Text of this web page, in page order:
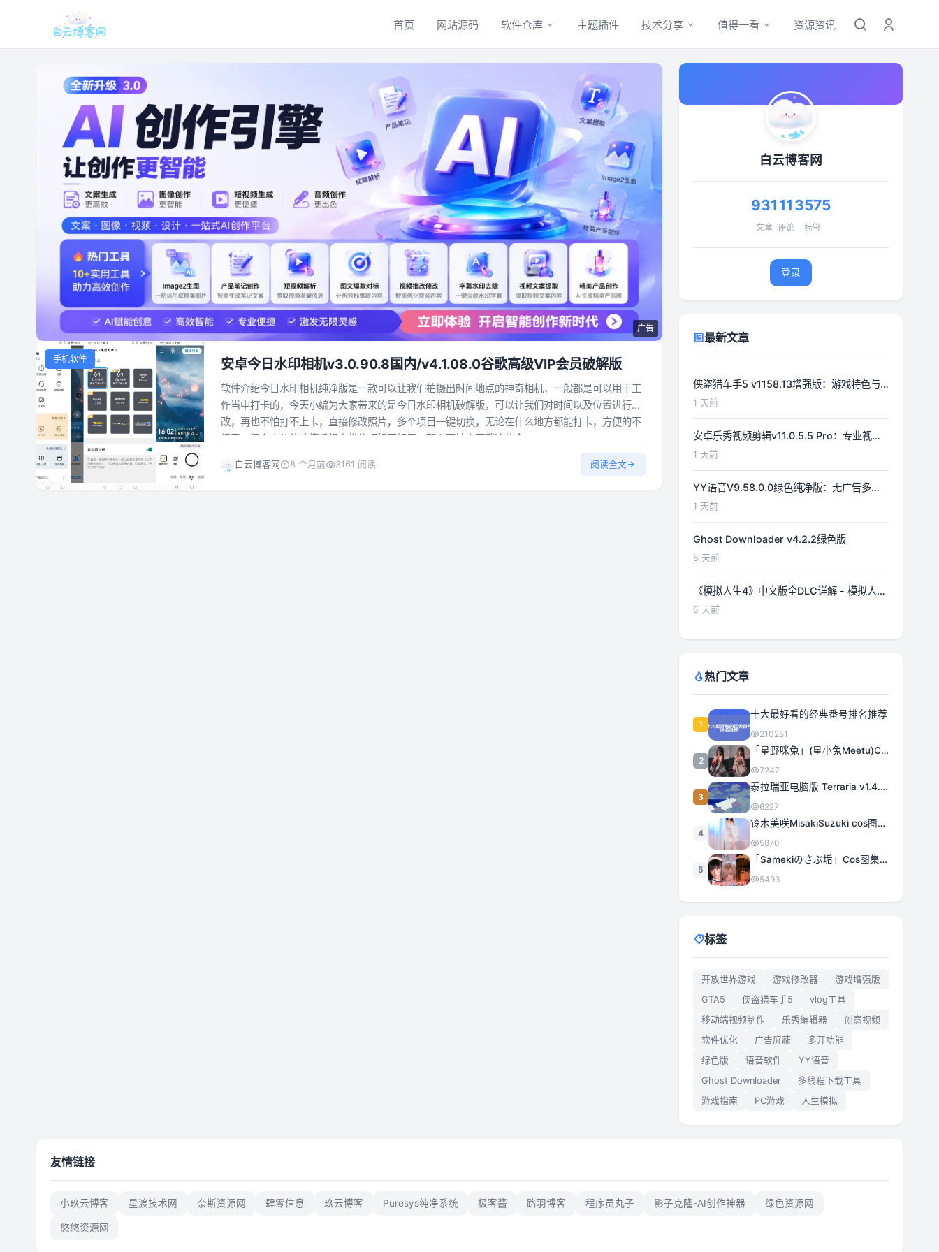
首页 网站源码 软件仓库 主题插件 技术分享 值得一看 资源资讯
广告
手机软件 安卓今日水印相机v3.0.90.8国内/v4.1.08.0谷歌高级VIP会员破解版
软件介绍今日水印相机纯净版是一款可以让我们拍摄出时间地点的神奇相机，一般都是可以用于工
作当中打卡的，今天小编为大家带来的是今日水印相机破解版，可以让我们对时间以及位置进行修
改，再也不怕打不上卡，直接修改照片，多个项目一键切换，无论在什么地方都能打卡，方便的不
得了。很多小伙伴吐槽手机自带的相机不好用，那么不妨来下载这款今...
白云博客网 8 个月前 3161 阅读 阅读全文
白云博客网
931
文章
11
评论
3575
标签
登录
最新文章
侠盗猎车手5 v1158.13增强版：游戏特色与
功能详解
1 天前
安卓乐秀视频剪辑v11.0.5.5 Pro：专业视频
编辑工具详解
1 天前
YY语音V9.58.0.0绿色纯净版：无广告多开
体验优化
1 天前
Ghost Downloader v4.2.2绿色版
5 天前
《模拟人生4》中文版全DLC详解 - 模拟人生
游戏指南
5 天前
热门文章
1
十大最好看的经典番号排名推荐
210251
2
「星野咪兔」(星小兔Meetu)COS图集全部作品合集 [持续更新]
7247
3
泰拉瑞亚电脑版 Terraria v1.4.5.3 豪华中文 | 全DLC|解压即撸
6227
4
铃木美咲MisakiSuzuki cos图集合集打包下载 363套日系治愈女神精选
5870
5
「Samekiのさぶ垢」Cos图集全部作品作品合集[持续更新] 甜美与性感的完美融合
5493
标签
开放世界游戏 游戏修改器
游戏增强版
GTA5
侠盗猎车手5
vlog工具
移动端视频制作
乐秀编辑器
创意视频
软件优化
广告屏蔽
多开功能
绿色版
语音软件
YY语音
Ghost Downloader
多线程下载工具
游戏指南
PC游戏 人生模拟
友情链接
小玖云博客 星渡技术网 奈斯资源网 肆零信息 玖云博客 Puresys纯净系统 极客酱 路羽博客 程序员丸子 影子克隆-AI创作神器 绿色资源网
悠悠资源网